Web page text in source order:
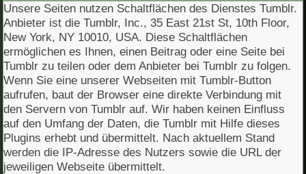
Unsere Seiten nutzen Schaltflächen des Dienstes Tumblr.
Anbieter ist die Tumblr, Inc., 35 East 21st St, 10th Floor,
New York, NY 10010, USA. Diese Schaltflächen
ermöglichen es Ihnen, einen Beitrag oder eine Seite bei
Tumblr zu teilen oder dem Anbieter bei Tumblr zu folgen.
Wenn Sie eine unserer Webseiten mit Tumblr-Button
aufrufen, baut der Browser eine direkte Verbindung mit
den Servern von Tumblr auf. Wir haben keinen Einfluss
auf den Umfang der Daten, die Tumblr mit Hilfe dieses
Plugins erhebt und übermittelt. Nach aktuellem Stand
werden die IP-Adresse des Nutzers sowie die URL der
jeweiligen Webseite übermittelt.